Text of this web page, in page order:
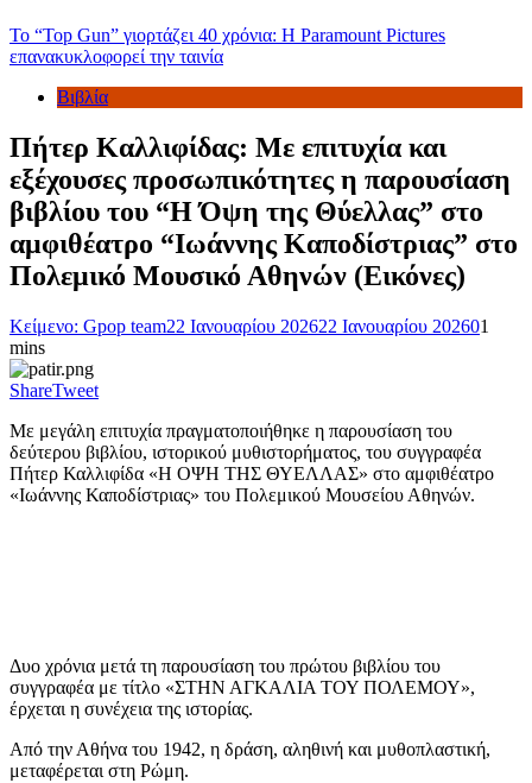
Το “Top Gun” γιορτάζει 40 χρόνια: Η Paramount Pictures
επανακυκλοφορεί την ταινία
Βιβλία
Πήτερ Καλλιφίδας: Με επιτυχία και
εξέχουσες προσωπικότητες η παρουσίαση
βιβλίου του “Η Όψη της Θύελλας” στο
αμφιθέατρο “Ιωάννης Καποδίστριας” στο
Πολεμικό Μουσικό Αθηνών (Eικόνες)
Κείμενο: Gpop team22 Ιανουαρίου 202622 Ιανουαρίου 202601
mins
ShareTweet
Με μεγάλη επιτυχία πραγματοποιήθηκε η παρουσίαση του
δεύτερου βιβλίου, ιστορικού μυθιστορήματος, του συγγραφέα
Πήτερ Καλλιφίδα «Η ΟΨΗ ΤΗΣ ΘΥΕΛΛΑΣ» στο αμφιθέατρο
«Ιωάννης Καποδίστριας» του Πολεμικού Μουσείου Αθηνών.
Δυο χρόνια μετά τη παρουσίαση του πρώτου βιβλίου του
συγγραφέα με τίτλο «ΣΤΗΝ ΑΓΚΑΛΙΑ ΤΟΥ ΠΟΛΕΜΟΥ»,
έρχεται η συνέχεια της ιστορίας.
Από την Αθήνα του 1942, η δράση, αληθινή και μυθοπλαστική,
μεταφέρεται στη Ρώμη.